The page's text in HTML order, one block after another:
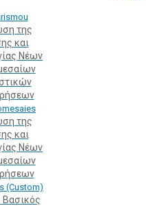
της
και
Νέων
της
και
Νέων